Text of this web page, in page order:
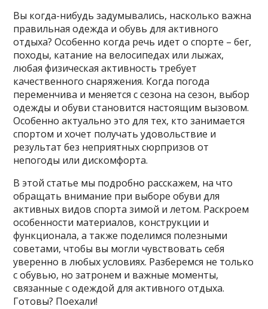
Вы когда-нибудь задумывались, насколько важна
правильная одежда и обувь для активного
отдыха? Особенно когда речь идет о спорте – бег,
походы, катание на велосипедах или лыжах,
любая физическая активность требует
качественного снаряжения. Когда погода
переменчива и меняется с сезона на сезон, выбор
одежды и обуви становится настоящим вызовом.
Особенно актуально это для тех, кто занимается
спортом и хочет получать удовольствие и
результат без неприятных сюрпризов от
непогоды или дискомфорта.
В этой статье мы подробно расскажем, на что
обращать внимание при выборе обуви для
активных видов спорта зимой и летом. Раскроем
особенности материалов, конструкции и
функционала, а также поделимся полезными
советами, чтобы вы могли чувствовать себя
уверенно в любых условиях. Разберемся не только
с обувью, но затронем и важные моменты,
связанные с одеждой для активного отдыха.
Готовы? Поехали!